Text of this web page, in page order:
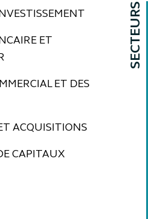
ET
ET DES
ACQUISITIONS
CAPITAUX
SECTEURS